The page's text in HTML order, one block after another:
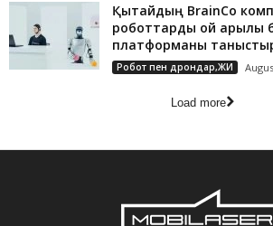
Қытайдың BrainCo
роботтарды ой арқылы
платформаны
Робот пен дрондар,ЖИ
Load more